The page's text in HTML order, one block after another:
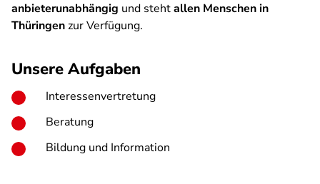
anbieterunabhängig und stehtallen Menschen in
Thüringenzur Verfügung.
Unsere Aufgaben
Interessenvertretung
Beratung
Bildung und Information